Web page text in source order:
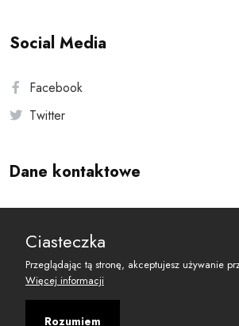
Social Media
Facebook
Twitter
Dane kontaktowe
reset@resetobywatelski.pl
Ciasteczka
Przeglądając tą stronę, akceptujesz używanie
Więcej informacji
Rozumiem